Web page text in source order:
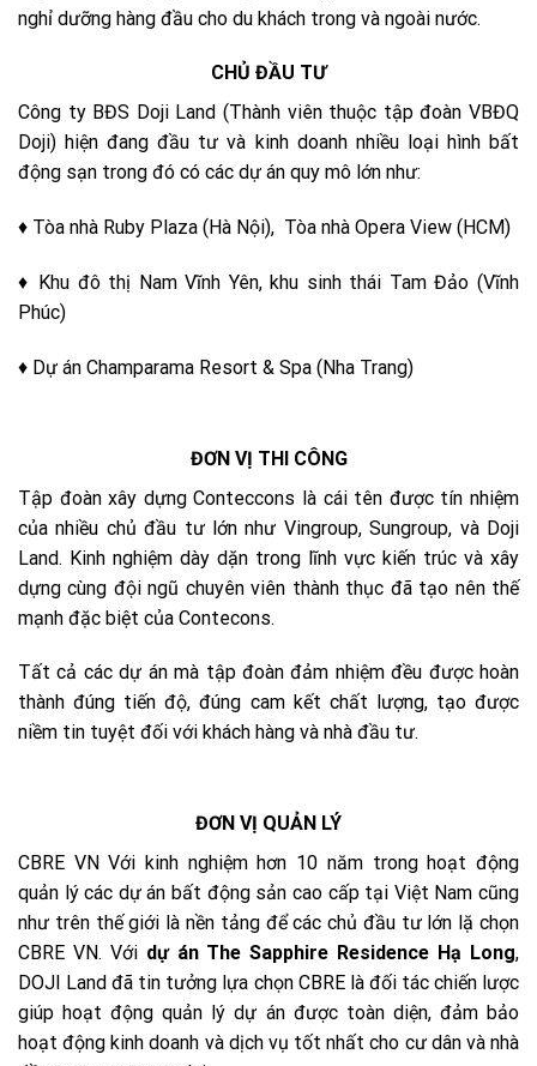
nghỉ dưỡng hàng đầu cho du khách trong và ngoài nước.
CHỦ ĐẦU TƯ
Công ty BĐS Doji Land (Thành viên thuộc tập đoàn VBĐQ
Doji) hiện đang đầu tư và kinh doanh nhiều loại hình bất
động sạn trong đó có các dự án quy mô lớn như:
♦ Tòa nhà Ruby Plaza (Hà Nội), Tòa nhà Opera View (HCM)
♦ Khu đô thị Nam Vĩnh Yên, khu sinh thái Tam Đảo (Vĩnh
Phúc)
♦ Dự án Champarama Resort & Spa (Nha Trang)
ĐƠN VỊ THI CÔNG
Tập đoàn xây dựng Conteccons là cái tên được tín nhiệm
của nhiều chủ đầu tư lớn như Vingroup, Sungroup, và Doji
Land. Kinh nghiệm dày dặn trong lĩnh vực kiến trúc và xây
dựng cùng đội ngũ chuyên viên thành thục đã tạo nên thế
mạnh đặc biệt của Contecons.
Tất cả các dự án mà tập đoàn đảm nhiệm đều được hoàn
thành đúng tiến độ, đúng cam kết chất lượng, tạo được
niềm tin tuyệt đối với khách hàng và nhà đầu tư.
ĐƠN VỊ QUẢN LÝ
CBRE VN Với kinh nghiệm hơn 10 năm trong hoạt động
quản lý các dự án bất động sản cao cấp tại Việt Nam cũng
như trên thế giới là nền tảng để các chủ đầu tư lớn lặ chọn
CBRE VN. Với dự án The Sapphire Residence Hạ Long,
DOJI Land đã tin tưởng lựa chọn CBRE là đối tác chiến lược
giúp hoạt động quản lý dự án được toàn diện, đảm bảo
hoạt động kinh doanh và dịch vụ tốt nhất cho cư dân và nhà